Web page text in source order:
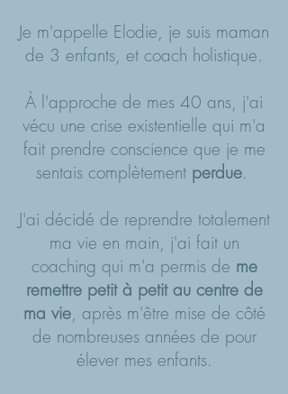
Je m'appelle Elodie, je suis maman
de 3 enfants, et coach holistique.
À l'approche de mes 40 ans, j'ai
vécu une crise existentielle qui m'a
fait prendre conscience que je me
sentais complètement perdue.
J'ai décidé de reprendre totalement
ma vie en main, j'ai fait un
coaching qui m'a permis de me
remettre petit à petit au centre de
ma vie, après m'être mise de côté
de nombreuses années de pour
élever mes enfants.